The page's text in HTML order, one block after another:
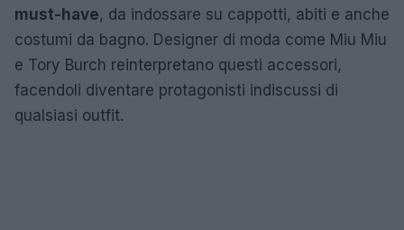
must-have, da indossare su cappotti, abiti e anche
costumi da bagno. Designer di moda come Miu Miu
e Tory Burch reinterpretano questi accessori,
facendoli diventare protagonisti indiscussi di
qualsiasi outfit.